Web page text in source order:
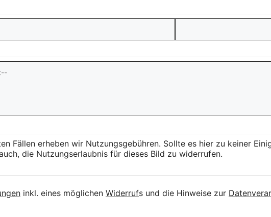
Fällen erheben wir Nutzungsgebühren. Sollte es hier zu keiner
die Nutzungserlaubnis für dieses Bild zu widerrufen.
inkl. eines möglichen Widerrufs und die Hinweise zur